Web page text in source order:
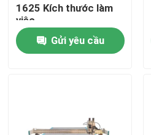
1625 Kích thước làm
việc
Gửi yêu cầu